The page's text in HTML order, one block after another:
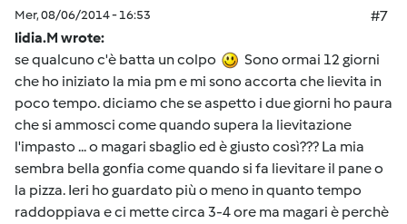
Mer, 08/06/2014 - 16:53
#7
lidia.M wrote:
se qualcuno c'è batta un colpo
Sono ormai 12 giorni
che ho iniziato la mia pm e mi sono accorta che lievita in
poco tempo. diciamo che se aspetto i due giorni ho paura
che si ammosci come quando supera la lievitazione
l'impasto ... o magari sbaglio ed è giusto così??? La mia
sembra bella gonfia come quando si fa lievitare il pane o
la pizza. Ieri ho guardato più o meno in quanto tempo
raddoppiava e ci mette circa 3-4 ore ma magari è perchè